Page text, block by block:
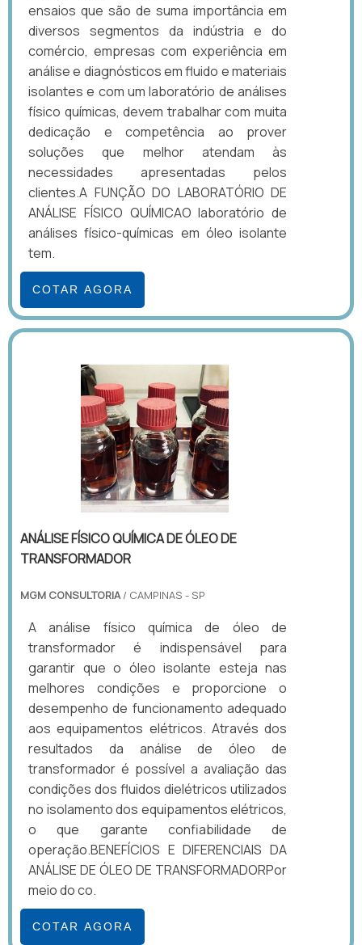
ensaios que são de suma importância em
diversos segmentos da indústria e do
comércio, empresas com experiência em
análise e diagnósticos em fluido e materiais
isolantes e com um laboratório de análises
físico químicas, devem trabalhar com muita
dedicação e competência ao prover
soluções que melhor atendam às
necessidades apresentadas pelos
clientes.A FUNÇÃO DO LABORATÓRIO DE
ANÁLISE FÍSICO QUÍMICAO laboratório de
análises físico-químicas em óleo isolante
tem.
COTAR AGORA
ANÁLISE FÍSICO QUÍMICA DE ÓLEO DE
TRANSFORMADOR
MGM CONSULTORIA/ CAMPINAS - SP
A análise físico química de óleo de
transformador é indispensável para
garantir que o óleo isolante esteja nas
melhores condições e proporcione o
desempenho de funcionamento adequado
aos equipamentos elétricos. Através dos
resultados da análise de óleo de
transformador é possível a avaliação das
condições dos fluidos dielétricos utilizados
no isolamento dos equipamentos elétricos,
o que garante confiabilidade de
operação.BENEFÍCIOS E DIFERENCIAIS DA
ANÁLISE DE ÓLEO DE TRANSFORMADORPor
meio do co.
COTAR AGORA